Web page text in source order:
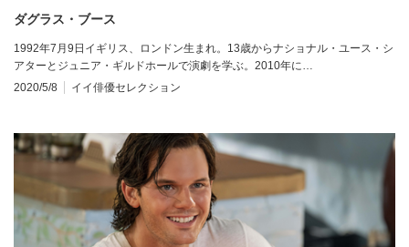
ダグラス・ブース
1992年7月9日イギリス、ロンドン生まれ。13歳からナショナル・ユース・シ
アターとジュニア・ギルドホールで演劇を学ぶ。2010年に…
2020/5/8
イイ俳優セレクション